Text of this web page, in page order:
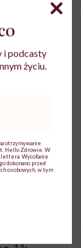
czasu,
lekarza. W
(2018)
i podcasty
życiu.
otrzymywanie
Hello Zdrowie. W
Wycofanie
dokonano przed
osobowych, w tym